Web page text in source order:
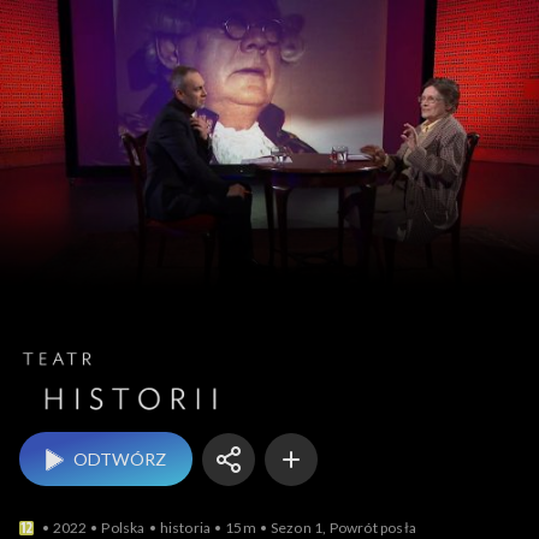
Teatr historii
ODTWÓRZ
2022 Polska historia 15m Sezon 1, Powrót posła